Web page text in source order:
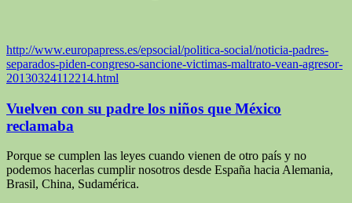
http://www.europapress.es/epsocial/politica-social/noticia-padres-
separados-piden-congreso-sancione-victimas-maltrato-vean-agresor-
20130324112214.html
Vuelven con su padre los niños que México
reclamaba
Porque se cumplen las leyes cuando vienen de otro país y no
podemos hacerlas cumplir nosotros desde España hacia Alemania,
Brasil, China, Sudamérica.